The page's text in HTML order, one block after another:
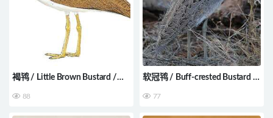
褐鸨 / Little Brown Bustard /
88
软冠鸨 / Buff-crested Bustard /
77